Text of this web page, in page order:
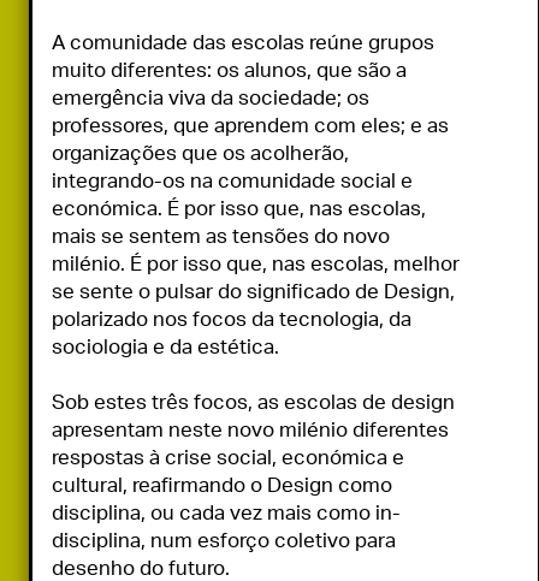
A comunidade das escolas reúne grupos
muito diferentes: os alunos, que são a
emergência viva da sociedade; os
professores, que aprendem com eles; e as
organizações que os acolherão,
integrando-os na comunidade social e
económica. É por isso que, nas escolas,
mais se sentem as tensões do novo
milénio. É por isso que, nas escolas, melhor
se sente o pulsar do significado de Design,
polarizado nos focos da tecnologia, da
sociologia e da estética.
Sob estes três focos, as escolas de design
apresentam neste novo milénio diferentes
respostas à crise social, económica e
cultural, reafirmando o Design como
disciplina, ou cada vez mais como in-
disciplina, num esforço coletivo para
desenho do futuro.